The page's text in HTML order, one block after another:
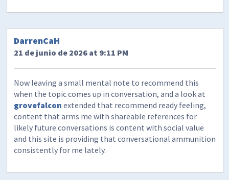
DarrenCaH
21 de junio de 2026 at 9:11 PM
Now leaving a small mental note to recommend this
when the topic comes up in conversation, and a look at
grovefalcon extended that recommend ready feeling,
content that arms me with shareable references for
likely future conversations is content with social value
and this site is providing that conversational ammunition
consistently for me lately.